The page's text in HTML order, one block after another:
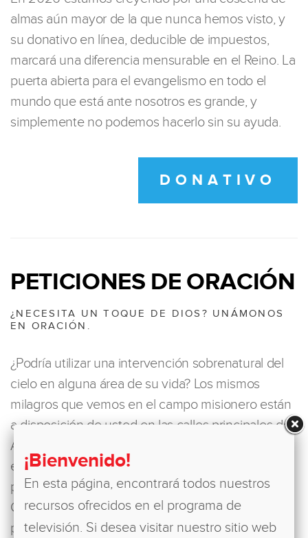
almas aún mayor de la que nunca hemos visto, y
su donativo en línea, deducible de impuestos,
marcará una diferencia mensurable en el Reino. La
puerta abierta para el evangelismo en todo el
mundo que está ante nosotros es grande, y
simplemente no podemos hacerlo sin su ayuda.
DONATIVO
PETICIONES DE ORACIÓN
¿NECESITA UN TOQUE DE DIOS? UNÁMONOS
EN ORACIÓN.
¿Podría utilizar una intervención sobrenatural del
cielo en alguna área de su vida? Los mismos
milagros que vemos en el campo misionero están
a disposición de usted en las calles principales de
América. Justamente donde usted vive. Nuestro
equipo en los Estados Unidos ora por cada
petición, y después es enviada a una cruzada de
Cristo Para Todas las Naciones donde yo, los
pastores locales y todos los asistentes
¡Bienvenido!
En esta página, encontrará todos nuestros
recursos ofrecidos en el programa de
televisión. Si desea visitar nuestro sitio web